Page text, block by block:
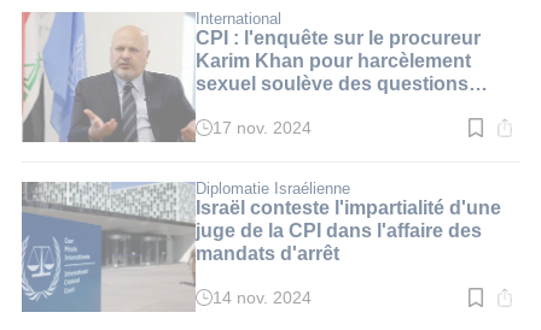
:
3
min.
International
CPI : l'enquête sur le procureur
Karim Khan pour harcèlement
sexuel soulève des questions
Temps
:
2
min.
17 nov. 2024
Diplomatie Israélienne
Israël conteste l'impartialité d'une
juge de la CPI dans l'affaire des
mandats d'arrêt
Temps
14 nov. 2024